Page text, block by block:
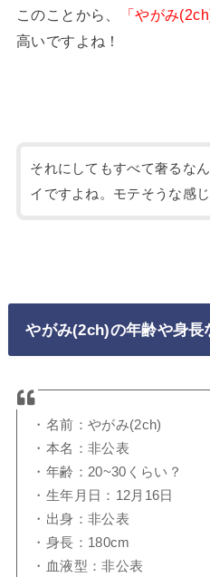
このことから、 「やがみ
高いですよね！
それにしてもすべて奢るな
イですよね。モテそうな感じ
やがみ(2ch)の年齢や身長
・名前：やがみ(2ch)
・本名：非公表
・年齢：20~30くらい？
・生年月日：12月16日
・出身：非公表
・身長：180cm
・血液型：非公表